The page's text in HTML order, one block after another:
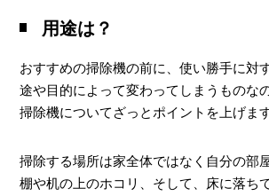
用途は？
おすすめの掃除機の前に、使い勝手に対
途や目的によって変わってしまうものな
掃除機についてざっとポイントを上げます
掃除する場所は家全体ではなく自分の部
棚や机の上のホコリ、そして、床に落ち